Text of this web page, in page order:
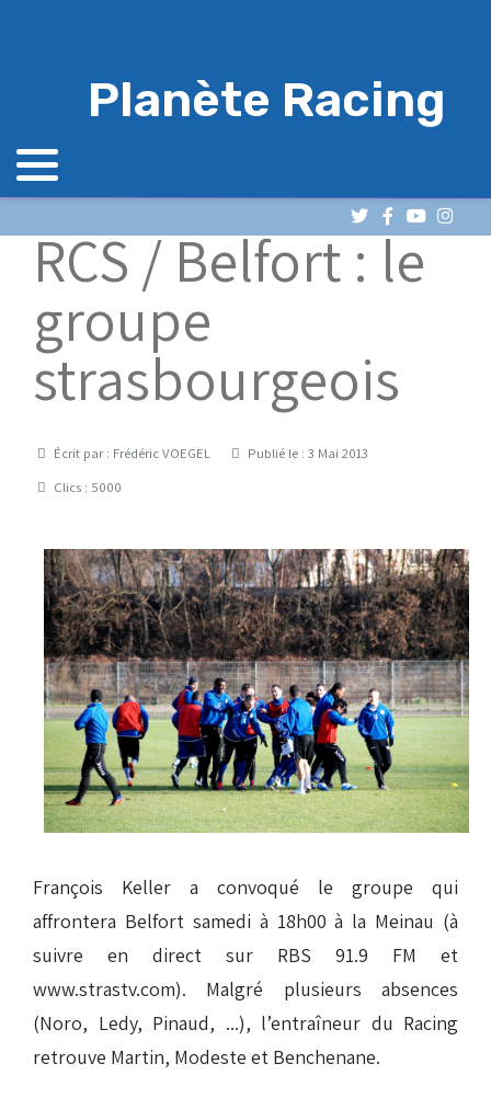
Planète Racing
RCS / Belfort : le
groupe
strasbourgeois
DétailsÉcrit par : Frédéric VOEGEL
Publié le : 3 Mai 2013
Clics : 5000
François Keller a convoqué le groupe qui
affrontera Belfort samedi à 18h00 à la Meinau (à
suivre en direct sur RBS 91.9 FM et
www.strastv.com). Malgré plusieurs absences
(Noro, Ledy, Pinaud, ...), l’entraîneur du Racing
retrouve Martin, Modeste et Benchenane.